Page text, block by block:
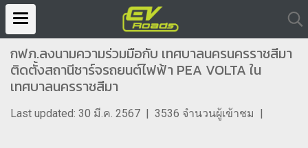
กฟภ.ลงนามความร่วมมือกับ เทศบาลนครนครราชสีมา
ติดตั้งสถานีชาร์จรถยนต์ไฟฟ้า PEA VOLTA ใน
เทศบาลนครราชสีมา
Last updated: 30 มี.ค. 2567 | 3536 จำนวนผู้เข้าชม |